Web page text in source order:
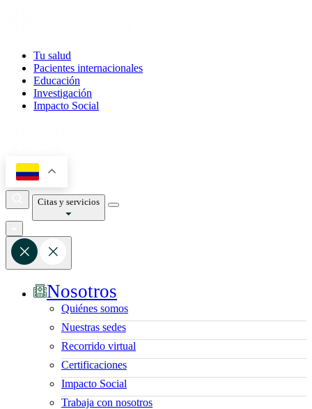
Tu salud
Pacientes internacionales
Educación
Investigación
Impacto Social
Citas y servicios
Nosotros
Quiénes somos
Nuestras sedes
Recorrido virtual
Certificaciones
Impacto Social
Trabaja con nosotros